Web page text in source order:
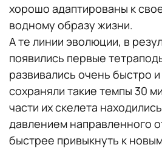
хорошо адаптированы к
водному образу жизни.
А те линии эволюции, в
появились первые
развивались очень быстро
сохраняли такие темпы 30
части их скелета
давлением направленного
быстрее привыкнуть к